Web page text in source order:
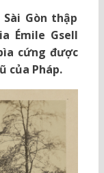
Gòn thập
Émile Gsell
cứng được
của Pháp.